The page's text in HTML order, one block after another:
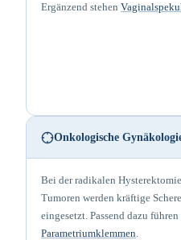
Ergänzend stehen
Onkologische
Bei der radikalen
Tumoren werden kräftige
eingesetzt. Passend dazu
Parametriumklemmen.